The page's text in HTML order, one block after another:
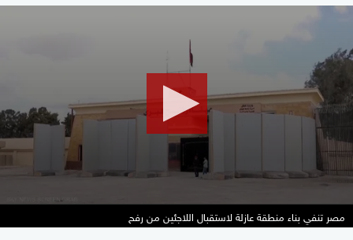
مصر تنفي بناء منطقة عازلة لاستقبال اللاجئين من رفح